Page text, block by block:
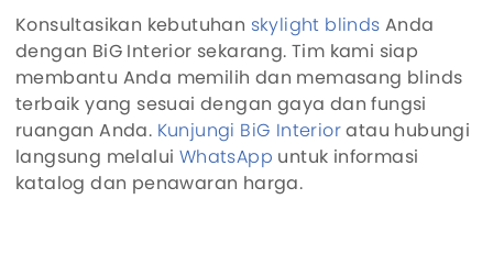
Konsultasikan kebutuhan skylight blinds Anda
dengan BiG Interior sekarang. Tim kami siap
membantu Anda memilih dan memasang blinds
terbaik yang sesuai dengan gaya dan fungsi
ruangan Anda. Kunjungi BiG Interioratau hubungi
langsung melalui WhatsApp untuk informasi
katalog dan penawaran harga.